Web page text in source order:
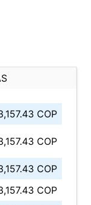
COP
COP
COP
COP